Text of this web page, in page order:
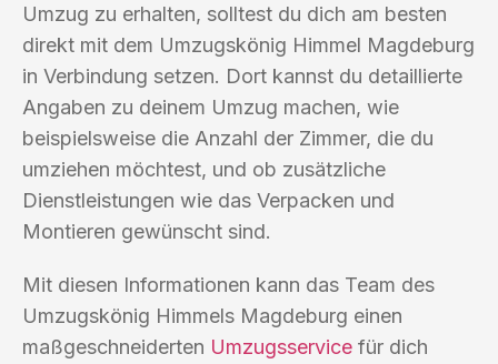
Umzug zu erhalten, solltest du dich am besten
direkt mit dem Umzugskönig Himmel Magdeburg
in Verbindung setzen. Dort kannst du detaillierte
Angaben zu deinem Umzug machen, wie
beispielsweise die Anzahl der Zimmer, die du
umziehen möchtest, und ob zusätzliche
Dienstleistungen wie das Verpacken und
Montieren gewünscht sind.
Mit diesen Informationen kann das Team des
Umzugskönig Himmels Magdeburg einen
maßgeschneiderten Umzugsservice für dich